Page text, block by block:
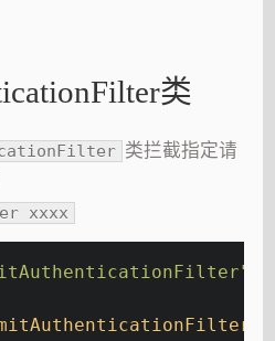
类
类拦截指定请
xxxx